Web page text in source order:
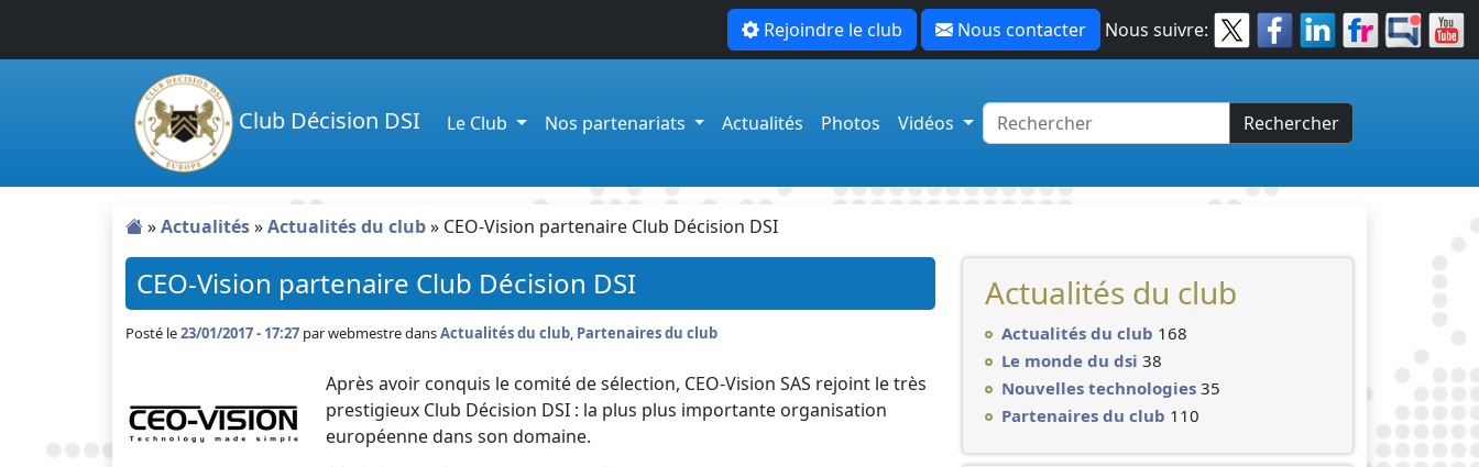
Rejoindre le club Nous contacter Nous suivre:
Club Décision DSI Le Club Nos partenariats Actualités Photos Vidéos Rechercher
»Actualités»Actualités du club» CEO-Vision partenaire Club Décision DSI
CEO-Vision partenaire Club Décision DSI
Posté le23/01/2017 - 17:27 parwebmestre dansActualités du club, Partenaires du club
Après avoir conquis le comité de sélection, CEO-Vision SAS rejoint le très
prestigieux Club Décision DSI : la plus plus importante organisation
européenne dans son domaine.
Actualités du club
Actualités du club 168
Le monde du dsi 38
Nouvelles technologies 35
Partenaires du club 110